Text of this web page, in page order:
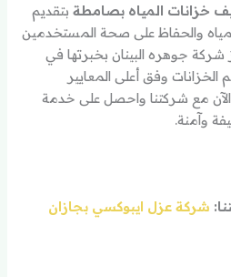
خزانات المياه بصامطة بتقديم
والحفاظ على صحة المستخدمين
شركة جوهره البينان بخبرتها في
وفق أعلى المعايير
الآن مع شركتنا واحصل على خدمة
وآمنة.
شركة عزل ايبوكسي بجازان